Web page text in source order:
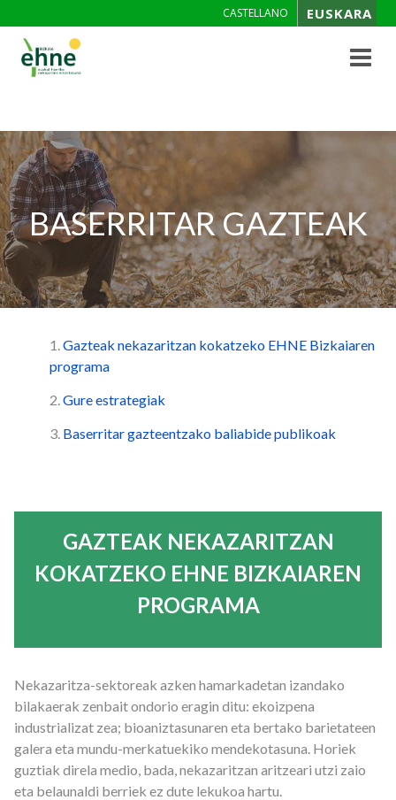
CASTELLANO EUSKARA
Toggle
BASERRITAR GAZTEAK
1.Gazteak nekazaritzan kokatzeko EHNE Bizkaiaren
programa
2.Gure estrategiak
3. Baserritar gazteentzako baliabide publikoak
GAZTEAK NEKAZARITZAN
KOKATZEKO EHNE BIZKAIAREN
PROGRAMA
Nekazaritza-sektoreak azken hamarkadetan izandako
bilakaerak zenbait ondorio eragin ditu: ekoizpena
industrializat­ zea; bioaniztasunaren eta bertako barietateen
galera eta mundu-merkatuekiko mendekotasuna. Horiek
guztiak direla medio, bada, nekazaritzan aritzeari utzi zaio
eta belaunaldi berriek ez dute lekukoa hartu.